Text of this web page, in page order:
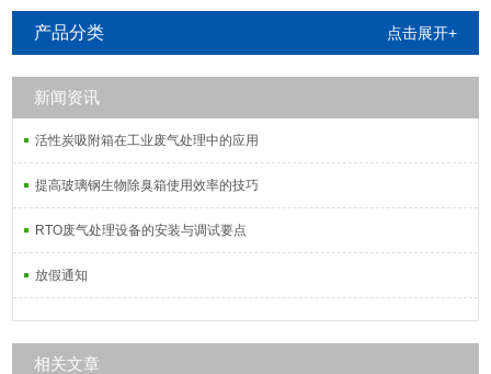
是针对废气及粉尘的一款环保设备。它是利用电力将气体中的粉尘离
子分离出来的除尘设备。有性能稳定、除尘效果好等特点，需要经过
荷电、收集、清灰三个阶段，直流高压电使阴极线附近的空间气体电
离，粉尘等颗粒和点后在电场力作用下移动并沉积在集尘阳极表面，
湿式电除尘器是用电除尘的方法分离气体中的气溶胶和悬浮尘粒。
产品分类 点击展开+
新闻资讯
活性炭吸附箱在工业废气处理中的应用
提高玻璃钢生物除臭箱使用效率的技巧
RTO废气处理设备的安装与调试要点
放假通知
相关文章